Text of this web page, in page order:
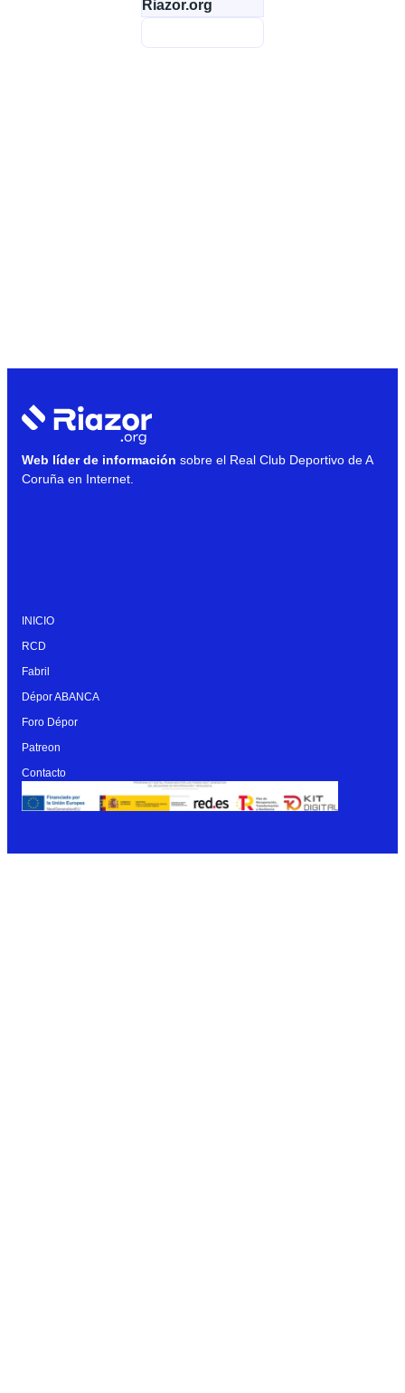
Riazor.org
Web líder de información sobre el Real Club Deportivo de A
Coruña en Internet.
INICIO
RCD
Fabril
Dépor ABANCA
Foro Dépor
Patreon
Contacto